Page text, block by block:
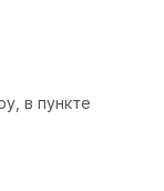
в пункте